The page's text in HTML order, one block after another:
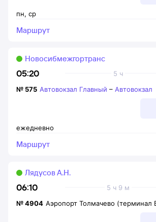
пн, ср
Маршрут
05:20 5 ч
Новосибмежгортранс
ежедневно
№ 575 Автовокзал Главный – Автовокзал
Маршрут
06:10 5 ч 9 м
Лядусов А.Н.
№4904 Аэропорт Толмачево (терминал